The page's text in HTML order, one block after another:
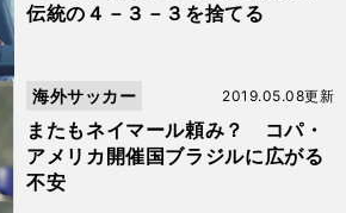
伝統の４－３－３を捨てる
またもネイマール頼み？ コパ・
アメリカ開催国ブラジルに広がる
不安
2019.05.08更新
海外サッカー